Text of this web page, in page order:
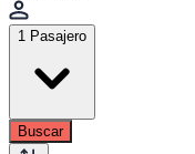
1 Pasajero
Buscar